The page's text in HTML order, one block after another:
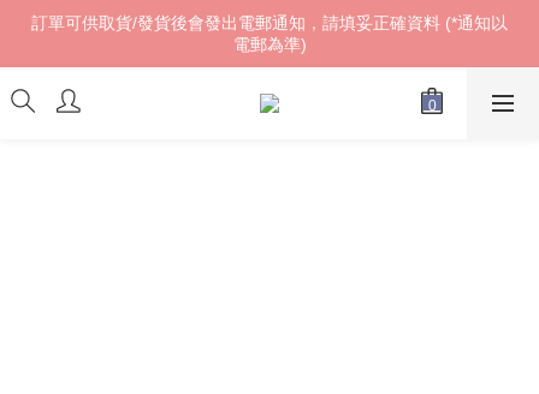
訂單可供取貨/發貨後會發出電郵通知，請填妥正確資料 (*通知以
電郵為準)
訂單可供取貨/發貨後會發出電郵通知，請填妥正確資料 (*通知以
電郵為準)
𝓌ℯ𝓁𝒸ℴ𝓂ℯ!